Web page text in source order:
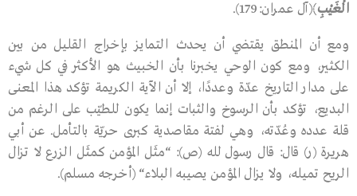
الْغَيْبِ﴾(آل عمران:179) .
ومع أن المنطق يقتضي أن يحدث التمايز بإخراج القليل من بين
الكثير، ومع كون الوحي يخبرنا بأن الخبيث هو الأكثر في كل شيء
على مدار التاريخ عدّة وعددًا، إلا أن الآية الكريمة تؤكد هذا المعنى
البديع، تؤكد بأن الرسوخ والثبات إنما يكون للطيّب على الرغم من
قلة عدده وعُدّته، وهي لفتة مقاصدية كبرى حريّة بالتأمل. عن أبي
هريرة(ر) قال: قال رسول ﷲ (ص):
“مثَل المؤمن كمثَل الزرع لا تزال
الريح تميله، ولا يزال المؤمن يصيبه البلاء“ (أخرجه مسلم).